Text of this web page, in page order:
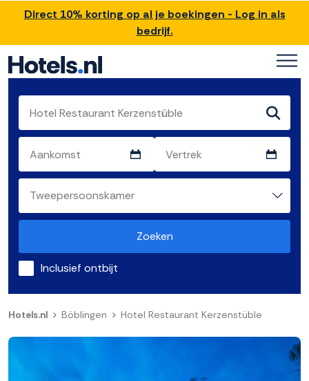
Direct 10% korting op al je boekingen - Log in als
bedrijf.
Zoeken
Inclusief ontbijt
Hotels.nl Böblingen Hotel Restaurant Kerzenstüble